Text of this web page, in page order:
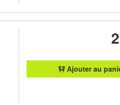
Ajouter au